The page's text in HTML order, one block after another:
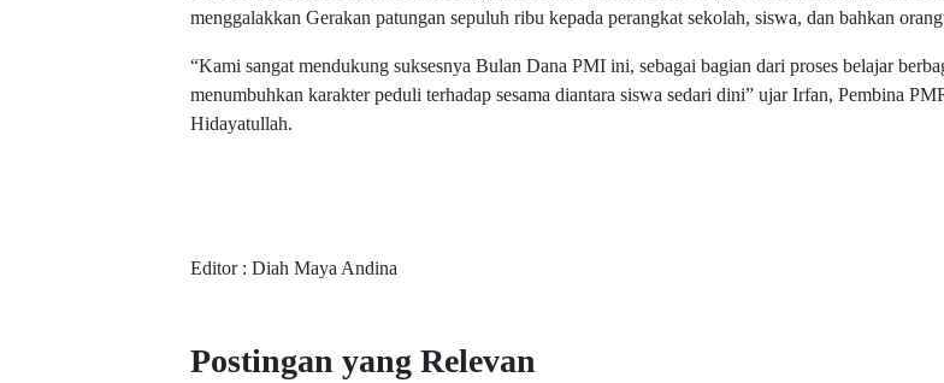
menggalakkan Gerakan patungan sepuluh ribu kepada perangkat sekolah, siswa, dan bahkan
“Kami sangat mendukung suksesnya Bulan Dana PMI ini, sebagai bagian dari proses belajar
menumbuhkan karakter peduli terhadap sesama diantara siswa sedari dini” ujar Irfan, Pembina
Hidayatullah.
Editor : Diah Maya Andina
Postingan yang Relevan